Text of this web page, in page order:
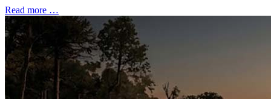
Read more …